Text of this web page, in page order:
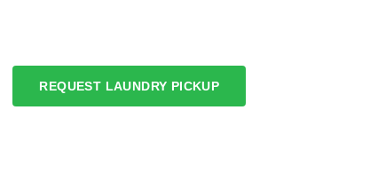
REQUEST LAUNDRY PICKUP